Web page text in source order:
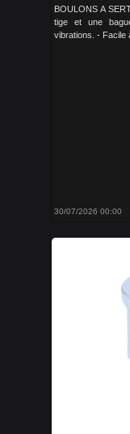
BOULONS A
tige et une
vibrations. - Facile
30/07/2026 00:00